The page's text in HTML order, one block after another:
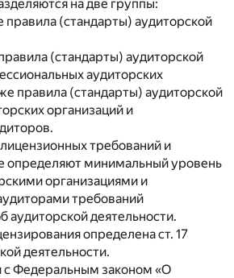
на две группы:
(стандарты) аудиторской
(стандарты) аудиторской
аудиторских
правила (стандарты) аудиторской
организаций и
требований и
определяют минимальный уровень
организациями и
требований
аудиторской деятельности.
определена ст. 17
деятельности.
с Федеральным законом «О